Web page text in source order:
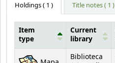
Holdings( 1 ) Title notes ( 1 )
Holdings
Item
type
Current
library
Biblioteca